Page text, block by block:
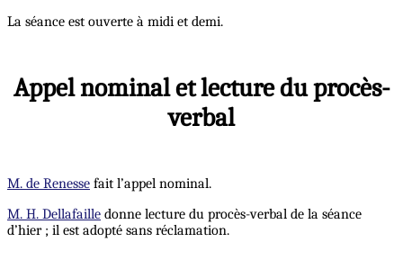
La séance est ouverte à midi et demi.
Appel nominal et lecture du procès-
verbal
M. de Renesse fait l’appel nominal.
M. H. Dellafaille donne lecture du procès-verbal de la séance
d’hier ; il est adopté sans réclamation.